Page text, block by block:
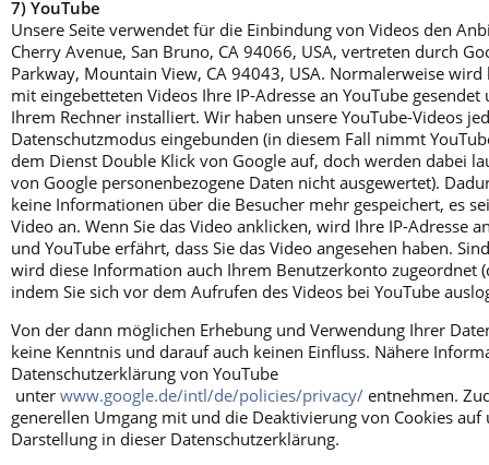
7) YouTube
Unsere Seite verwendet für die Einbindung von Videos den
Cherry Avenue, San Bruno, CA 94066, USA, vertreten durch
Parkway, Mountain View, CA 94043, USA. Normalerweise
mit eingebetteten Videos Ihre IP-Adresse an YouTube gesendet
Ihrem Rechner installiert. Wir haben unsere YouTube-Videos
Datenschutzmodus eingebunden (in diesem Fall nimmt
dem Dienst Double Klick von Google auf, doch werden dabei
von Google personenbezogene Daten nicht ausgewertet).
keine Informationen über die Besucher mehr gespeichert, es
Video an. Wenn Sie das Video anklicken, wird Ihre IP-Adresse
und YouTube erfährt, dass Sie das Video angesehen haben.
wird diese Information auch Ihrem Benutzerkonto zugeordnet
indem Sie sich vor dem Aufrufen des Videos bei YouTube
Von der dann möglichen Erhebung und Verwendung Ihrer
keine Kenntnis und darauf auch keinen Einfluss. Nähere
Datenschutzerklärung von YouTube
unter www.google.de/intl/de/policies/privacy/ entnehmen.
generellen Umgang mit und die Deaktivierung von Cookies auf
Darstellung in dieser Datenschutzerklärung.